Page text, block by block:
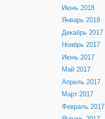
Июнь 2018
Январь 2018
Декабрь 2017
Ноябрь 2017
Июнь 2017
Май 2017
Апрель 2017
Март 2017
Февраль 2017